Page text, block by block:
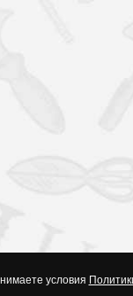
условия